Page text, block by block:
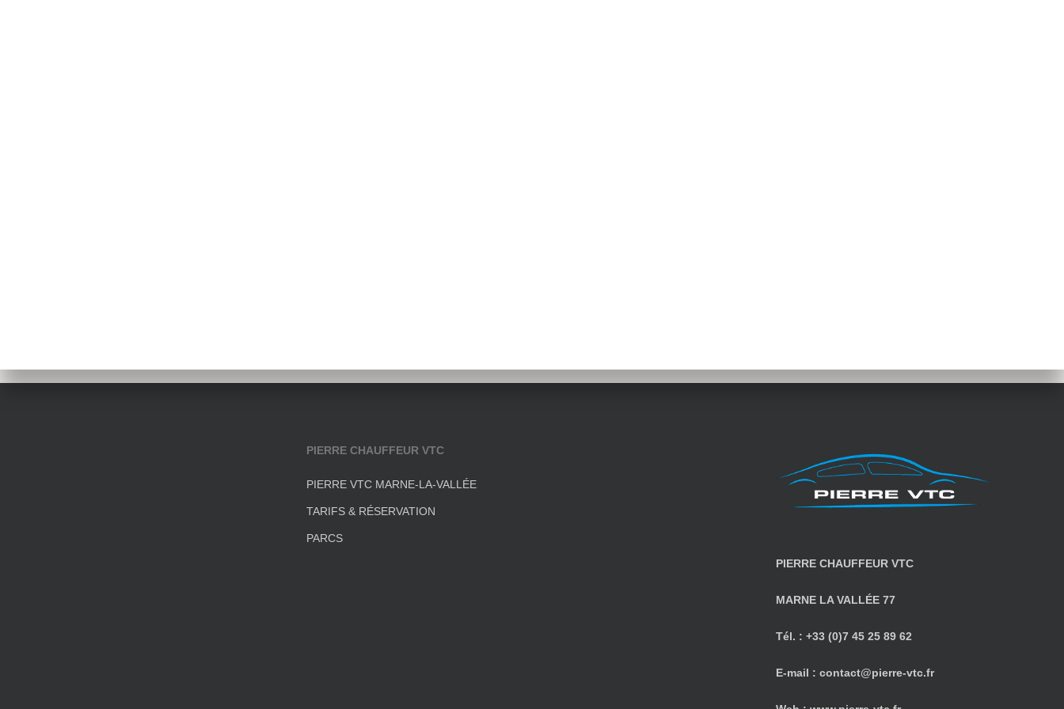
PIERRE CHAUFFEUR VTC
PIERRE VTC MARNE-LA-VALLÉE
TARIFS & RÉSERVATION
PARCS
PIERRE CHAUFFEUR VTC
MARNE LA VALLÉE 77
Tél. : +33 (0)‭7 45 25 89 62‬
E-mail :contact@pierre-vtc.fr